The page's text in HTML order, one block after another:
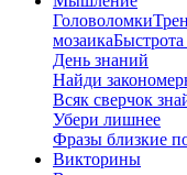
Головоломки
мозаика
День знаний
Найди
Всяк сверчок
Убери лишнее
Фразы близкие
Викторины